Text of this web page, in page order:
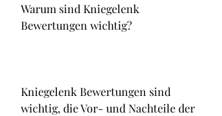
Warum sind Kniegelenk
Bewertungen wichtig?
Kniegelenk Bewertungen sind
wichtig, die Vor- und Nachteile der